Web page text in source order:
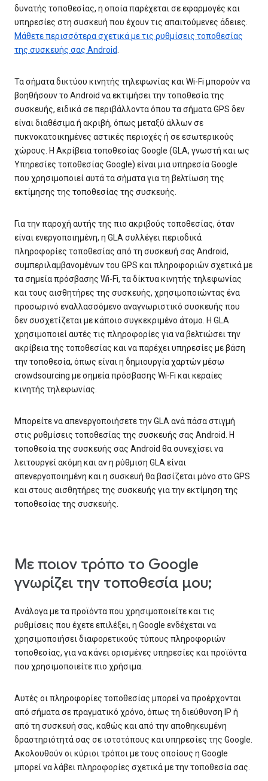
δυνατής τοποθεσίας, η οποία παρέχεται σε εφαρμογές και
υπηρεσίες στη συσκευή που έχουν τις απαιτούμενες άδειες.
Μάθετε περισσότερα σχετικά με τις ρυθμίσεις τοποθεσίας
της συσκευής σας Android
Τα σήματα δικτύου κινητής τηλεφωνίας και Wi-Fi μπορούν να
βοηθήσουν το Android να εκτιμήσει την τοποθεσία της
συσκευής, ειδικά σε περιβάλλοντα όπου τα σήματα GPS δεν
είναι διαθέσιμα ή ακριβή, όπως μεταξύ άλλων σε
πυκνοκατοικημένες αστικές περιοχές ή σε εσωτερικούς
χώρους. Η Ακρίβεια τοποθεσίας Google (GLA, γνωστή και ως
Υπηρεσίες τοποθεσίας Google) είναι μια υπηρεσία Google
που χρησιμοποιεί αυτά τα σήματα για τη βελτίωση της
εκτίμησης της τοποθεσίας της συσκευής.
Για την παροχή αυτής της πιο ακριβούς τοποθεσίας, όταν
είναι ενεργοποιημένη, η GLA συλλέγει περιοδικά
πληροφορίες τοποθεσίας από τη συσκευή σας Android,
συμπεριλαμβανομένων του GPS και πληροφοριών σχετικά με
τα σημεία πρόσβασης Wi-Fi, τα δίκτυα κινητής τηλεφωνίας
και τους αισθητήρες της συσκευής, χρησιμοποιώντας ένα
προσωρινό εναλλασσόμενο αναγνωριστικό συσκευής που
δεν συσχετίζεται με κάποιο συγκεκριμένο άτομο. Η GLA
χρησιμοποιεί αυτές τις πληροφορίες για να βελτιώσει την
ακρίβεια της τοποθεσίας και να παρέχει υπηρεσίες με βάση
την τοποθεσία, όπως είναι η δημιουργία χαρτών μέσω
crowdsourcing με σημεία πρόσβασης Wi-Fi και κεραίες
κινητής τηλεφωνίας.
Μπορείτε να απενεργοποιήσετε την GLA ανά πάσα στιγμή
στις ρυθμίσεις τοποθεσίας της συσκευής σας Android. Η
τοποθεσία της συσκευής σας Android θα συνεχίσει να
λειτουργεί ακόμη και αν η ρύθμιση GLA είναι
απενεργοποιημένη και η συσκευή θα βασίζεται μόνο στο GPS
και στους αισθητήρες της συσκευής για την εκτίμηση της
τοποθεσίας της συσκευής.
Με ποιον τρόπο το Google
γνωρίζει την τοποθεσία μου;
Ανάλογα με τα προϊόντα που χρησιμοποιείτε και τις
ρυθμίσεις που έχετε επιλέξει, η Google ενδέχεται να
χρησιμοποιήσει διαφορετικούς τύπους πληροφοριών
τοποθεσίας, για να κάνει ορισμένες υπηρεσίες και προϊόντα
που χρησιμοποιείτε πιο χρήσιμα.
Αυτές οι πληροφορίες τοποθεσίας μπορεί να προέρχονται
από σήματα σε πραγματικό χρόνο, όπως τη διεύθυνση IP ή
από τη συσκευή σας, καθώς και από την αποθηκευμένη
δραστηριότητά σας σε ιστοτόπους και υπηρεσίες της Google.
Ακολουθούν οι κύριοι τρόποι με τους οποίους η Google
μπορεί να λάβει πληροφορίες σχετικά με την τοποθεσία σας.